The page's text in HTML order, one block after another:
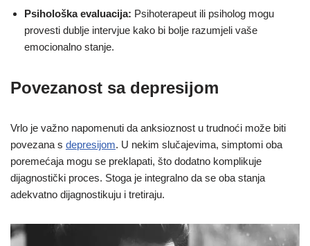
Psihološka evaluacija: Psihoterapeut ili psiholog mogu
provesti dublje intervjue kako bi bolje razumjeli vaše
emocionalno stanje.
Povezanost sa depresijom
Vrlo je važno napomenuti da anksioznost u trudnoći može biti
povezana s depresijom. U nekim slučajevima, simptomi oba
poremećaja mogu se preklapati, što dodatno komplikuje
dijagnostički proces. Stoga je integralno da se oba stanja
adekvatno dijagnostikuju i tretiraju.